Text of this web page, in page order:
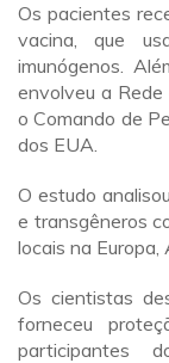
Os pacientes
vacina, que
imunógenos.
envolveu a
o Comando de
dos EUA.
O estudo
e transgêneros
locais na Europa,
Os cientistas
forneceu
participantes